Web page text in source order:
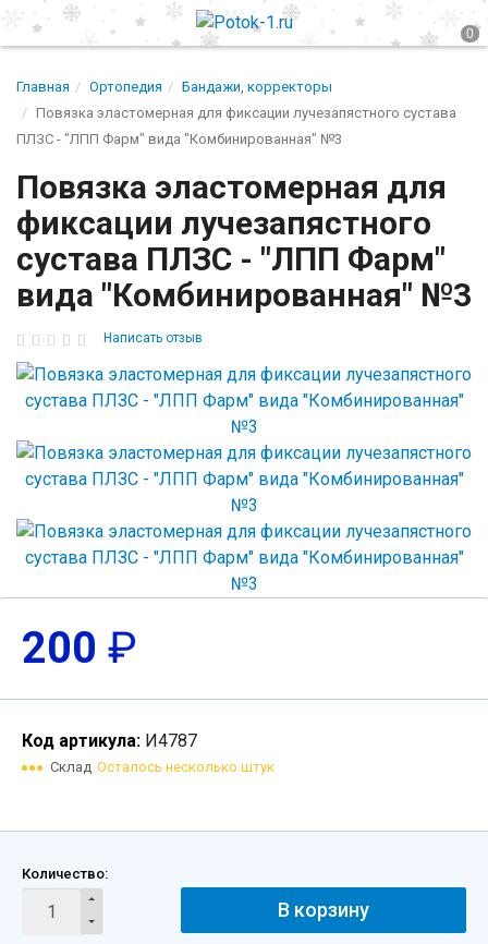
Главная Ортопедия
Бандажи, корректоры
Повязка эластомерная для фиксации лучезапястного сустава
ПЛЗС - "ЛПП Фарм" вида "Комбинированная" №3
Повязка эластомерная для
фиксации лучезапястного
сустава ПЛЗС - "ЛПП Фарм"
вида "Комбинированная" №3
Написать отзыв
200 ₽
Код артикула: И4787
Склад Осталось несколько штук
Количество:
В корзину